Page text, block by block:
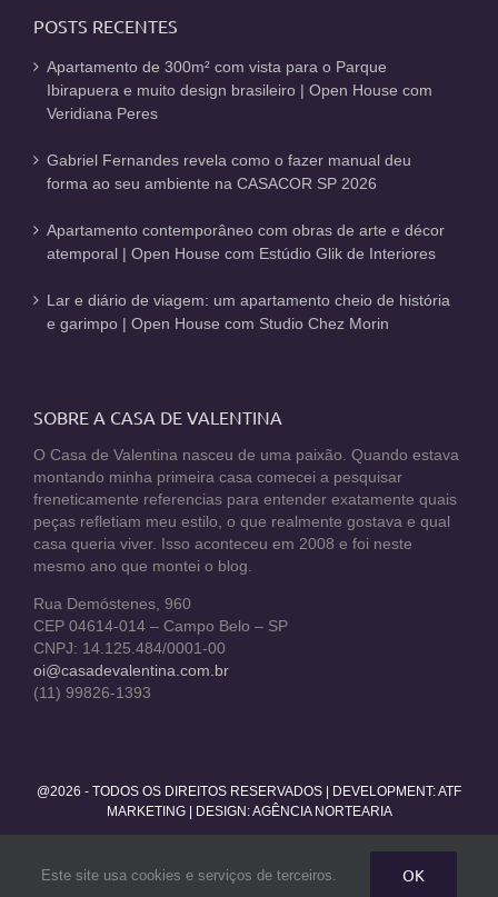
POSTS RECENTES
Apartamento de 300m² com vista para o Parque
Ibirapuera e muito design brasileiro | Open House com
Veridiana Peres
Gabriel Fernandes revela como o fazer manual deu
forma ao seu ambiente na CASACOR SP 2026
Apartamento contemporâneo com obras de arte e décor
atemporal | Open House com Estúdio Glik de Interiores
Lar e diário de viagem: um apartamento cheio de história
e garimpo | Open House com Studio Chez Morin
SOBRE A CASA DE VALENTINA
O Casa de Valentina nasceu de uma paixão. Quando estava
montando minha primeira casa comecei a pesquisar
freneticamente referencias para entender exatamente quais
peças refletiam meu estilo, o que realmente gostava e qual
casa queria viver. Isso aconteceu em 2008 e foi neste
mesmo ano que montei o blog.
Rua Demóstenes, 960
CEP 04614-014 – Campo Belo – SP
CNPJ: 14.125.484/0001-00
oi@casadevalentina.com.br
(11) 99826-1393
@2026 - TODOS OS DIREITOS RESERVADOS | DEVELOPMENT:ATF
MARKETING| DESIGN: AGÊNCIA NORTEARIA
FacebookTwitterInstagramPinterestYouTube
Este site usa cookies e serviços de terceiros. OK